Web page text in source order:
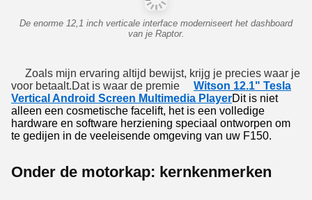
De enorme 12,1 inch verticale interface moderniseert het dashboard
van je Raptor.
Zoals mijn ervaring altijd bewijst, krijg je precies waar je
voor betaalt.Dat is waar de premie
Witson 12.1" Tesla
Vertical Android Screen Multimedia PlayerDit is niet
alleen een cosmetische facelift, het is een volledige
hardware en software herziening speciaal ontworpen om
te gedijen in de veeleisende omgeving van uw F150.
Onder de motorkap: kernkenmerken